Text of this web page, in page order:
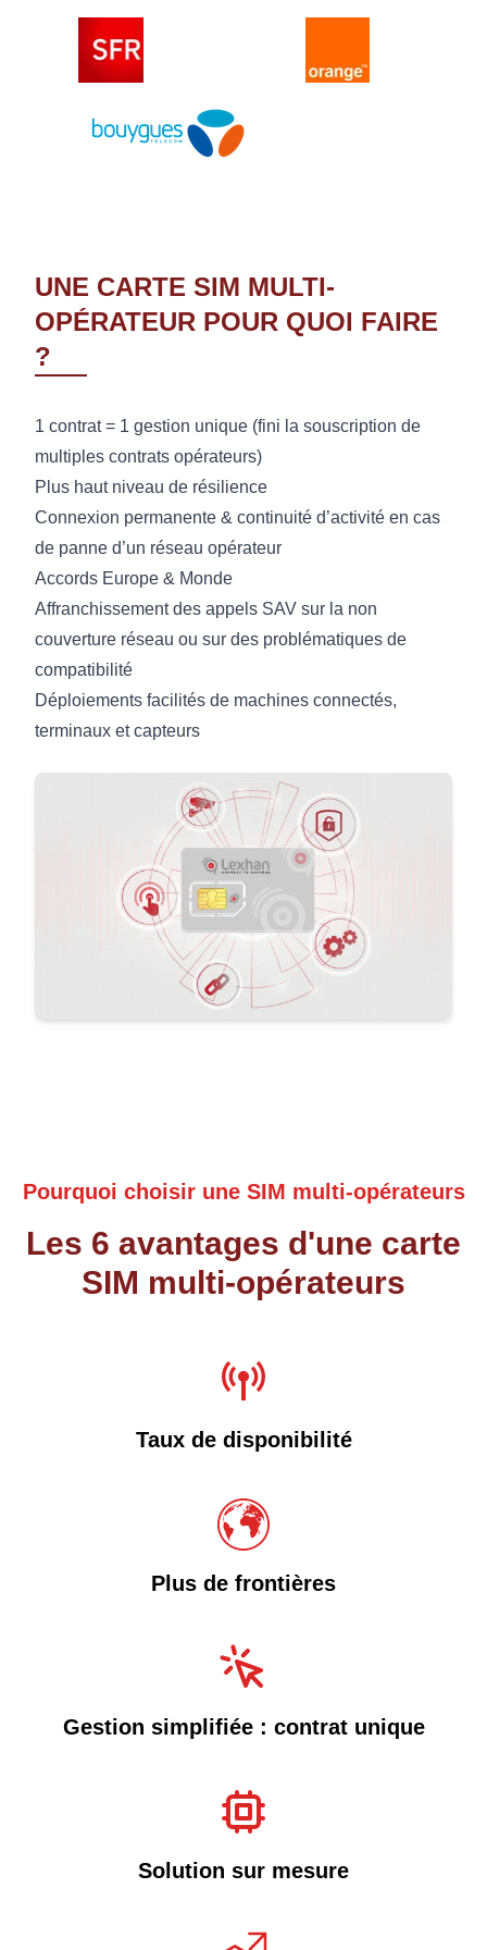
UNE CARTE SIM MULTI-
OPÉRATEUR POUR QUOI FAIRE
?
1 contrat = 1 gestion unique (fini la souscription de
multiples contrats opérateurs)
Plus haut niveau de résilience
Connexion permanente & continuité d’activité en cas
de panne d’un réseau opérateur
Accords Europe & Monde
Affranchissement des appels SAV sur la non
couverture réseau ou sur des problématiques de
compatibilité
Déploiements facilités de machines connectés,
terminaux et capteurs
Pourquoi choisir une SIM multi-opérateurs
Les 6 avantages d'une carte
SIM multi-opérateurs
Taux de disponibilité
Plus de frontières
Gestion simplifiée : contrat unique
Solution sur mesure